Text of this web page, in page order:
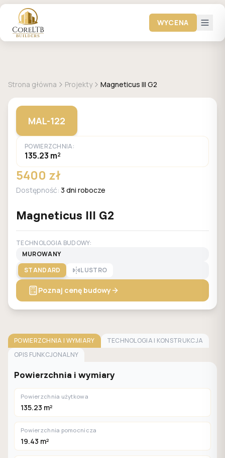
WYCENA
Strona główna Projekty Magneticus III G2
MAL-122
POWIERZCHNIA:
135.23 m²
5400 zł
Dostępność: 3 dni robocze
Magneticus III G2
TECHNOLOGIA BUDOWY:
MUROWANY
STANDARD
LUSTRO
Poznaj cenę budowy
POWIERZCHNIA I WYMIARY
TECHNOLOGIA I KONSTRUKCJA
OPIS FUNKCJONALNY
Powierzchnia i wymiary
Powierzchnia użytkowa
135.23 m²
Powierzchnia pomocnicza
19.43 m²